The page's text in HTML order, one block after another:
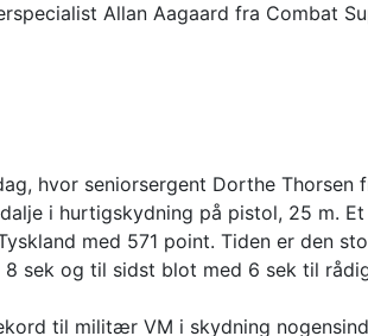
Allan Aagaard fra Combat
hvor seniorsergent Dorthe Thorsen
i hurtigskydning på pistol, 25 m.
med 571 point. Tiden er den
sek og til sidst blot med 6 sek til
til militær VM i skydning